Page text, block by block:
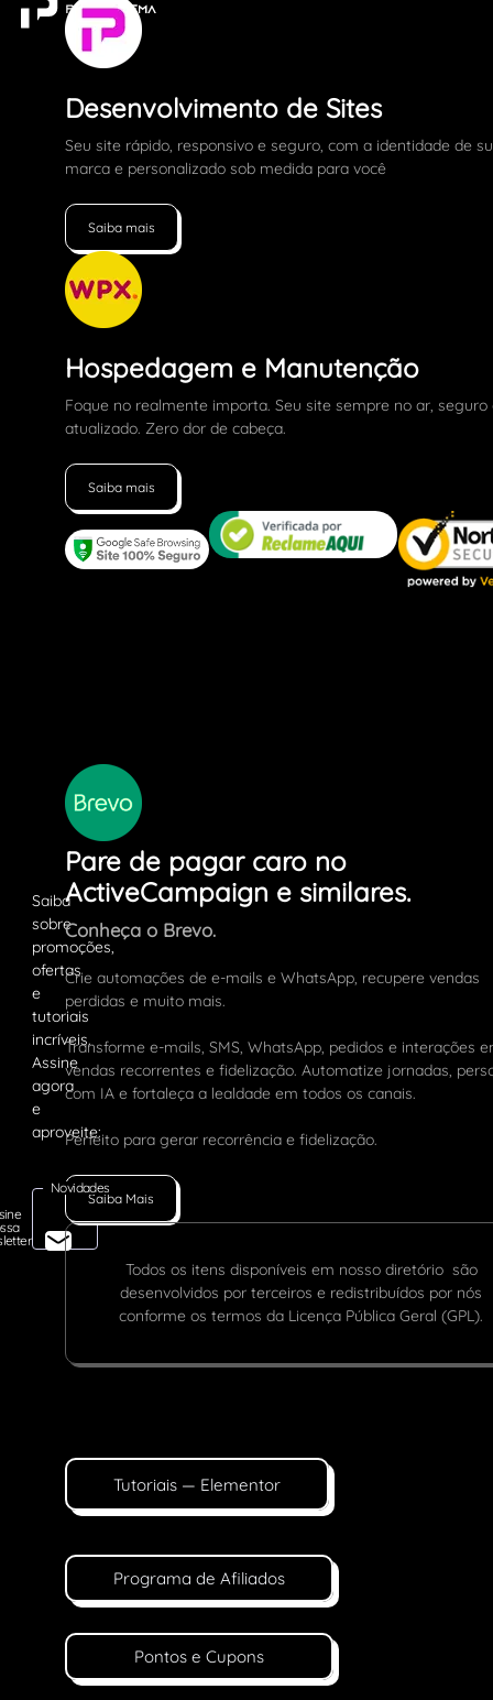
Novidades
Desenvolvimento de Sites
Seu site rápido, responsivo e seguro, com a identidade de
marca e personalizado sob medida para você
Saiba mais
Hospedagem e Manutenção
Foque no realmente importa. Seu site sempre no ar, seguro
atualizado. Zero dor de cabeça.
Saiba mais
Pare de pagar caro no
ActiveCampaign e similares.
Conheça o Brevo.
Crie automações de e-mails e WhatsApp, recupere vendas
perdidas e muito mais.
Transforme e-mails, SMS, WhatsApp, pedidos e interações
vendas recorrentes e fidelização. Automatize jornadas,
com IA e fortaleça a lealdade em todos os canais.
Perfeito para gerar recorrência e fidelização.
Saiba Mais
Todos os itens disponíveis em nosso diretório são
desenvolvidos por terceiros e redistribuídos por nós
conforme os termos da Licença Pública Geral (GPL).
Tutoriais — Elementor
Programa de Afiliados
Pontos e Cupons